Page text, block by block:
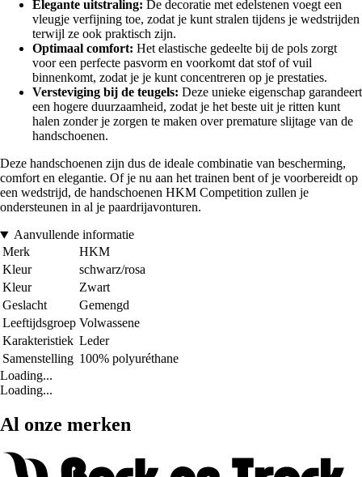
Elegante uitstraling: De decoratie met edelstenen voegt een
vleugje verfijning toe, zodat je kunt stralen tijdens je wedstrijden
terwijl ze ook praktisch zijn.
Optimaal comfort: Het elastische gedeelte bij de pols zorgt
voor een perfecte pasvorm en voorkomt dat stof of vuil
binnenkomt, zodat je je kunt concentreren op je prestaties.
Versteviging bij de teugels: Deze unieke eigenschap garandeert
een hogere duurzaamheid, zodat je het beste uit je ritten kunt
halen zonder je zorgen te maken over premature slijtage van de
handschoenen.
Deze handschoenen zijn dus de ideale combinatie van bescherming,
comfort en elegantie. Of je nu aan het trainen bent of je voorbereidt op
een wedstrijd, de handschoenen HKM Competition zullen je
ondersteunen in al je paardrijavonturen.
Aanvullende informatie
Merk
HKM
Kleur
schwarz/rosa
Kleur
Zwart
Geslacht
Gemengd
Leeftijdsgroep Volwassene
Karakteristiek Leder
Samenstelling 100% polyuréthane
Loading...
Loading...
Al onze merken